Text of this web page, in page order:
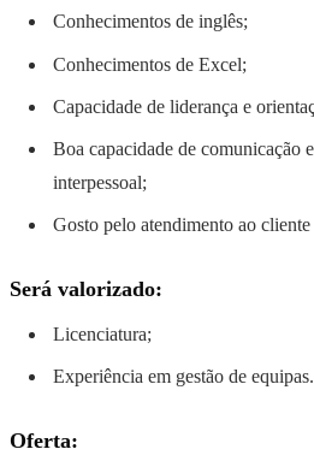
Conhecimentos de inglês;
Conhecimentos de Excel;
Capacidade de liderança e
Boa capacidade de comunicação
interpessoal;
Gosto pelo atendimento ao
Será valorizado:
Licenciatura;
Experiência em gestão de equipas.
Oferta: